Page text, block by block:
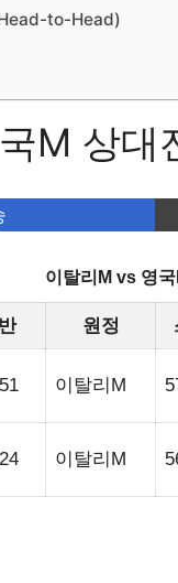
to-Head)
M 상
이탈리M vs 영
원정
이탈리M
이탈리M